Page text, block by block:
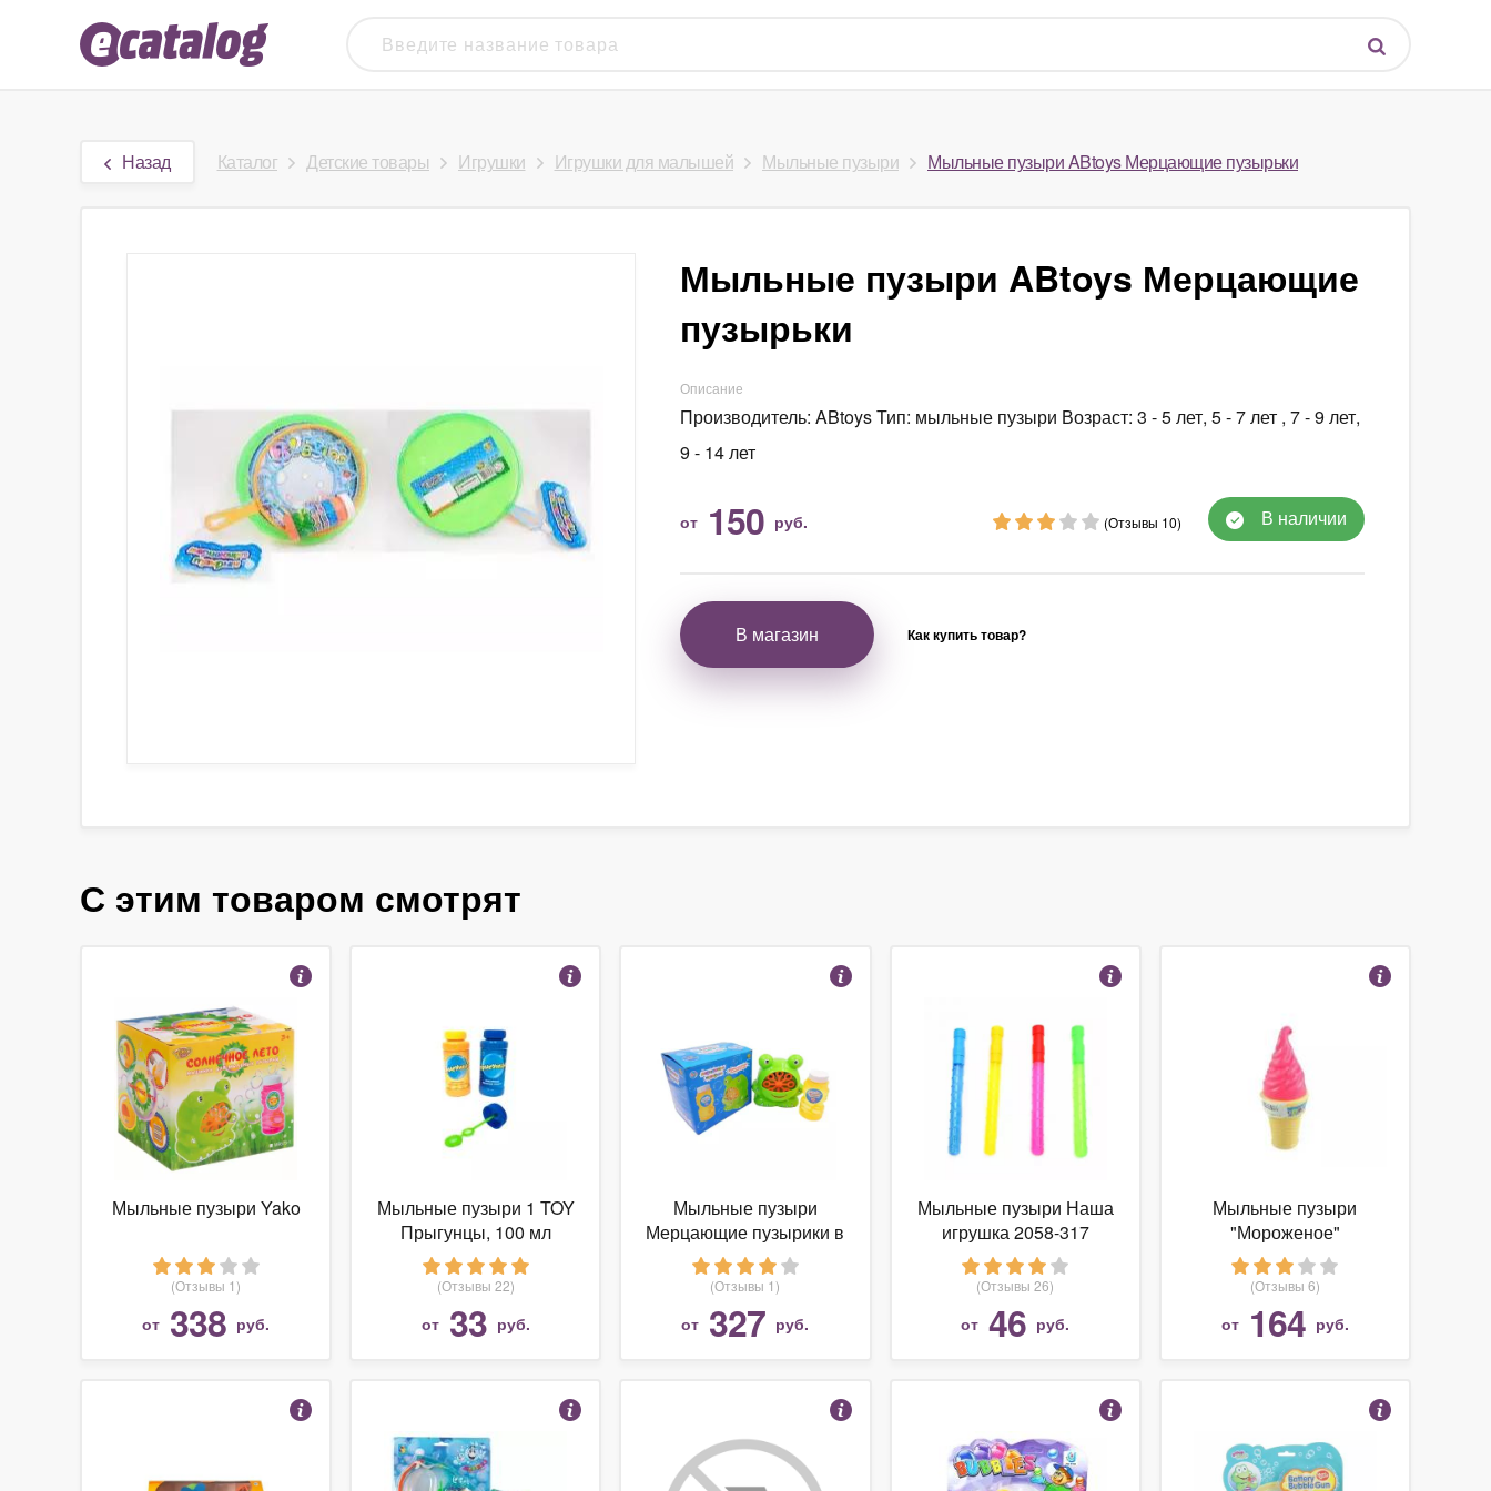
Назад Каталог Детские товары Игрушки Игрушки для малышей Мыльные пузыри Мыльные пузыри ABtoys Мерцающие пузырьки
Мыльные пузыри ABtoys Мерцающие
пузырьки
Описание
Производитель: ABtoys Тип: мыльные пузыри Возраст: 3 - 5 лет, 5 - 7 лет , 7 - 9 лет,
9 - 14 лет
от 150 руб. (Отзывы 10) В наличии
В магазин Как купить товар?
С этим товаром смотрят
Мыльные пузыри Yako
(Отзывы 1)
от 338 руб.
Мыльные пузыри 1 TOY
Прыгунцы, 100 мл
Т59365
(Отзывы 22)
от 33 руб.
Мыльные пузыри
Мерцающие пузырики в
наборе, 120 мл, S-00149
(Отзывы 1)
от 327 руб.
Мыльные пузыри Наша
игрушка 2058-317
(Отзывы 26)
от 46 руб.
Мыльные пузыри
"Мороженое"
(Отзывы 6)
от 164 руб.